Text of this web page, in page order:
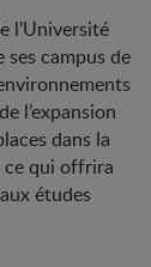
l’Université
campus de
l’expansion
dans la
ce qui offrira
études